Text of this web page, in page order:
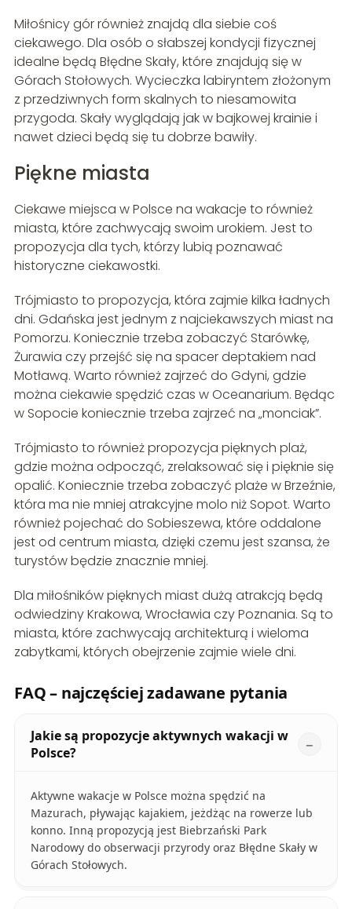
Miłośnicy gór również znajdą dla siebie coś
ciekawego. Dla osób o słabszej kondycji fizycznej
idealne będą Błędne Skały, które znajdują się w
Górach Stołowych. Wycieczka labiryntem złożonym
z przedziwnych form skalnych to niesamowita
przygoda. Skały wyglądają jak w bajkowej krainie i
nawet dzieci będą się tu dobrze bawiły.
Piękne miasta
Ciekawe miejsca w Polsce na wakacje to również
miasta, które zachwycają swoim urokiem. Jest to
propozycja dla tych, którzy lubią poznawać
historyczne ciekawostki.
Trójmiasto to propozycja, która zajmie kilka ładnych
dni. Gdańska jest jednym z najciekawszych miast na
Pomorzu. Koniecznie trzeba zobaczyć Starówkę,
Żurawia czy przejść się na spacer deptakiem nad
Motławą. Warto również zajrzeć do Gdyni, gdzie
można ciekawie spędzić czas w Oceanarium. Będąc
w Sopocie koniecznie trzeba zajrzeć na „monciak”.
Trójmiasto to również propozycja pięknych plaż,
gdzie można odpocząć, zrelaksować się i pięknie się
opalić. Koniecznie trzeba zobaczyć plaże w Brzeźnie,
która ma nie mniej atrakcyjne molo niż Sopot. Warto
również pojechać do Sobieszewa, które oddalone
jest od centrum miasta, dzięki czemu jest szansa, że
turystów będzie znacznie mniej.
Dla miłośników pięknych miast dużą atrakcją będą
odwiedziny Krakowa, Wrocławia czy Poznania. Są to
miasta, które zachwycają architekturą i wieloma
zabytkami, których obejrzenie zajmie wiele dni.
FAQ – najczęściej zadawane pytania
Jakie są propozycje aktywnych wakacji w
Polsce?
Aktywne wakacje w Polsce można spędzić na
Mazurach, pływając kajakiem, jeżdżąc na rowerze lub
konno. Inną propozycją jest Biebrzański Park
Narodowy do obserwacji przyrody oraz Błędne Skały w
Górach Stołowych.